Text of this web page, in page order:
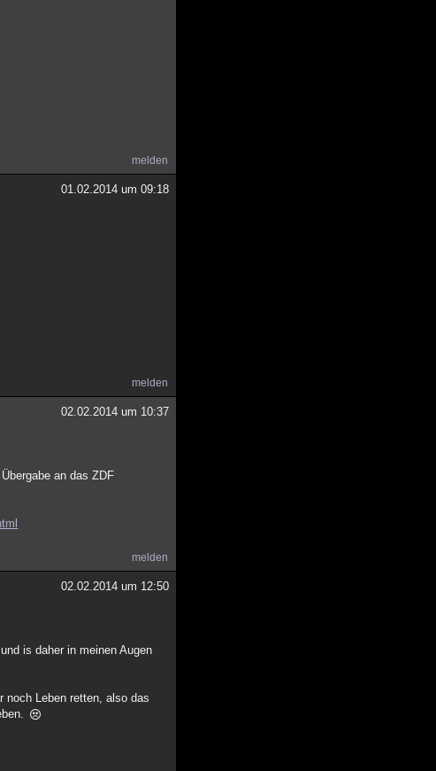
melden
01.02.2014 um 09:18
melden
02.02.2014 um 10:37
an das ZDF
melden
02.02.2014 um 12:50
is daher in meinen Augen
noch Leben retten, also das